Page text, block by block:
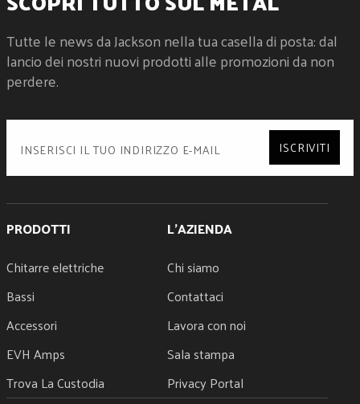
Black
STRAP BUTTONS
Dunlop® Dual-Locking
STRINGS
SWITCH TIP
TUNING MACHINES
Jackson® Sealed Die-Cast Locking
Jackson® AT-1 4x3 (4 Over/3 Under)
NECK BINDING
None - Rolled Fingerboard Edges
NECK CONSTRUCTION
NECK FINISH
NECK MATERIAL
Caramelized Maple
24
NUT MATERIAL
Black Plastic
1.75" (44.45 mm)
POSITION INLAYS
Offset White Dot
SIDE DOTS
STRING NUT
TRUSS ROD NUT
Tutte le news da Jackson nella tua casella di posta: dal
lancio dei nostri nuovi prodotti alle promozioni da non
perdere.
ISCRIVITI
PRODOTTI
Chitarre elettriche
Bassi
Accessori
EVH Amps
Trova La Custodia
L'AZIENDA
Chi siamo
Contattaci
Lavora con noi
Sala stampa
Privacy Portal